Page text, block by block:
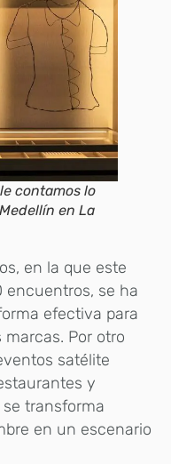
contamos lo
en La
en la que este
encuentros, se ha
efectiva para
Por otro
satélite
y
transforma
en un escenario